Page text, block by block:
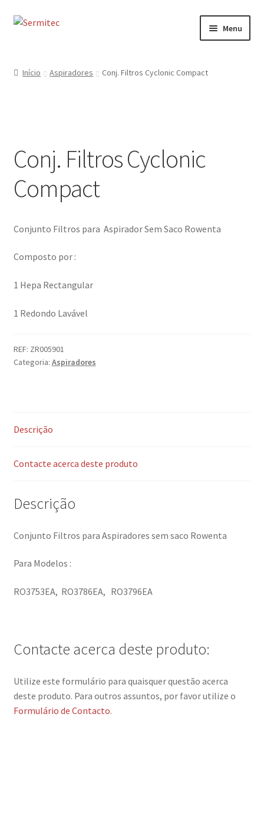
Ir
Saltar
Menu
Serviços
Contactos
Início Aspiradores Conj. Filtros Cyclonic Compact
Conj. Filtros Cyclonic
Compact
Conjunto Filtros para Aspirador Sem Saco Rowenta
Composto por :
1 Hepa Rectangular
1 Redondo Lavável
REF: ZR005901
Categoria: Aspiradores
Descrição
Contacte acerca deste produto
Descrição
Conjunto Filtros para Aspiradores sem saco Rowenta
Para Modelos :
RO3753EA, RO3786EA, RO3796EA
Contacte acerca deste produto:
Utilize este formulário para quaisquer questão acerca
deste produto. Para outros assuntos, por favor utilize o
Formulário de Contacto.